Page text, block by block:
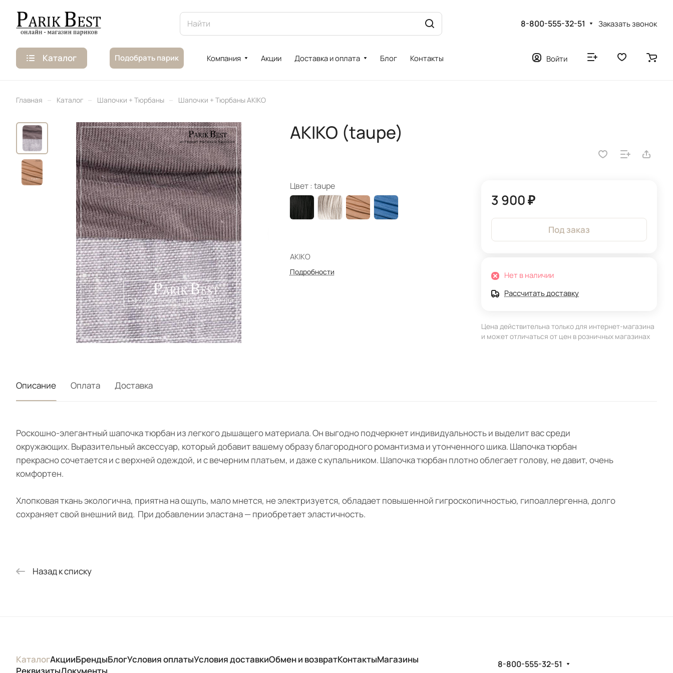
8-800-555-32-51 Заказать звонок
Каталог Подобрать парик Компания Акции Доставка и оплата Блог Контакты Войти
Главная – Каталог – Шапочки + Тюрбаны – Шапочки + Тюрбаны AKIKO
AKIKO (taupe)
Цвет : taupe
AKIKO
Подробности
3 900 ₽
Под заказ
Нет в наличии
Рассчитать доставку
Цена действительна только для интернет-магазина
и может отличаться от цен в розничных магазинах
Описание Оплата Доставка
Роскошно-элегантный шапочка тюрбан из легкого дышащего материала. Он выгодно подчеркнет индивидуальность и выделит вас среди
окружающих. Выразительный аксессуар, который добавит вашему образу благородного романтизма и утонченного шика. Шапочка тюрбан
прекрасно сочетается и с верхней одеждой, и с вечерним платьем, и даже с купальником. Шапочка тюрбан плотно облегает голову, не давит, очень
комфортен.
Хлопковая ткань экологична, приятна на ощупь, мало мнется, не электризуется, обладает повышенной гигроскопичностью, гипоаллергенна, долго
сохраняет свой внешний вид. При добавлении эластана — приобретает эластичность.
Назад к списку
КаталогАкцииБрендыБлогУсловия оплатыУсловия доставкиОбмен и возвратКонтактыМагазины
8-800-555-32-51